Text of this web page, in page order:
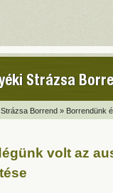
Strázsa
Borrend » Borrendünk
volt az